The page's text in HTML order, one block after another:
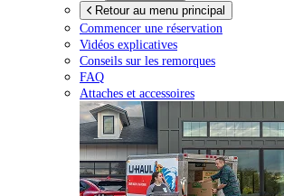
Retour au menu principal
Commencer une réservation
Vidéos explicatives
Conseils sur les remorques
FAQ
Attaches et accessoires